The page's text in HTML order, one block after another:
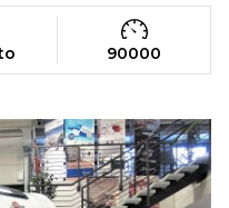
90000